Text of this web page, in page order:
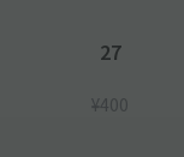
27
¥400